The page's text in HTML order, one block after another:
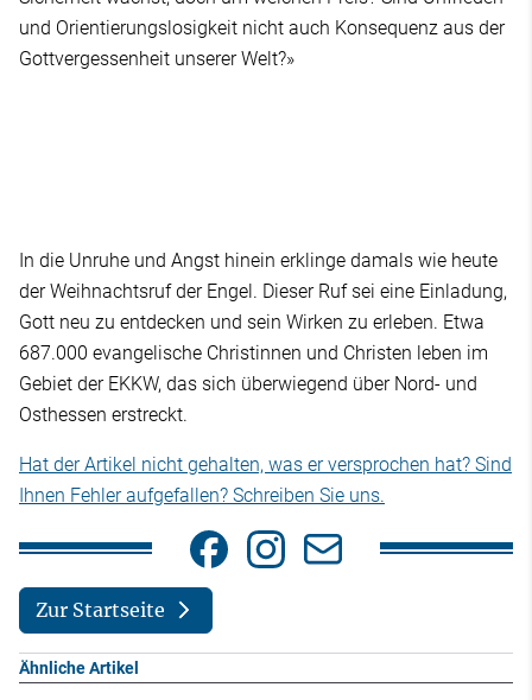
und Orientierungslosigkeit nicht auch Konsequenz aus der
Gottvergessenheit unserer Welt?»
In die Unruhe und Angst hinein erklinge damals wie heute
der Weihnachtsruf der Engel. Dieser Ruf sei eine Einladung,
Gott neu zu entdecken und sein Wirken zu erleben. Etwa
687.000 evangelische Christinnen und Christen leben im
Gebiet der EKKW, das sich überwiegend über Nord- und
Osthessen erstreckt.
Hat der Artikel nicht gehalten, was er versprochen hat? Sind
Ihnen Fehler aufgefallen? Schreiben Sie uns.
Zur Startseite
Ähnliche Artikel